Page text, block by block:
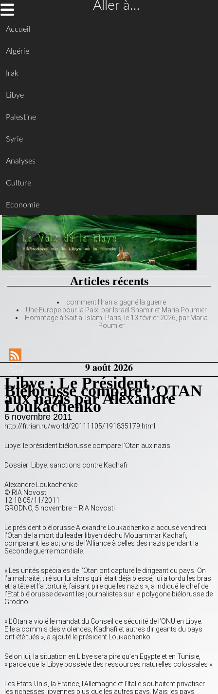
Aller à…
Accueil
Algérie
Irak
Libye
Palestine
Syrie
Analyses
Culture
Economie
Articles récents
comment l’Iran a gagné la guerre
Une Europe pour la Paix, par Israël Shamir et Maria Poumier
Hommage à Saif al Islam, Paris, le 13 février 2026, par Maria
Poumier
RSS
9 août 2026
Libye : Le Président
Biélorusse compare l’OTAN
aux nazis par Alexandre
Loukachenko
6 novembre 2011
http://fr.rian.ru/world/20111105/191835179.html
Libye: le président biélorusse compare l’Otan aux nazis
Dossier: Libye: sanctions contre Kadhafi
Alexandre Loukachenko
© RIA Novosti
12:18 05/11/2011
GRODNO, 5 novembre – RIA Novosti
Le président biélorusse Alexandre Loukachenko a accusé vendredi
l’Otan de la mort du leader libyen déchu Mouammar Kadhafi,
comparant les actions de l’Alliance à celles des nazis pendant la
Seconde guerre mondiale.
« Les unités spéciales de l’Otan ont capturé le dirigeant du pays. On
l’a maltraité, tiré sur lui alors qu’il était déjà blessé, lui a tordu les bras
et la tête et l’a torturé, faisant pire que les nazis », a indiqué le chef de
l’Etat biélorusse devant les journalistes sur le polygone biélorusse de
Grodno.
« L’Otan a violé le mandat du Conseil de sécurité de l’ONU en Libye.
Elle a commis des violences, Kadhafi et autres dirigeants du pays
ont été tués », a ajouté le président Loukachenko.
Selon lui, la situation en Libye sera pire qu’en Egypte et en Tunisie,
« parce que la Libye possède des ressources naturelles colossales ».
Les Etats-Unis, la France, l’Allemagne et l’Italie souhaitent privatiser
les richesses libyennes plus que les autres pays. Mais les pays